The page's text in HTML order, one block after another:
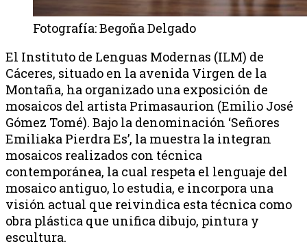
Fotografía: Begoña Delgado
El Instituto de Lenguas Modernas (ILM) de
Cáceres, situado en la avenida Virgen de la
Montaña, ha organizado una exposición de
mosaicos del artista Primasaurion (Emilio José
Gómez Tomé). Bajo la denominación ‘Señores
Emiliaka Pierdra Es’, la muestra la integran
mosaicos realizados con técnica
contemporánea, la cual respeta el lenguaje del
mosaico antiguo, lo estudia, e incorpora una
visión actual que reivindica esta técnica como
obra plástica que unifica dibujo, pintura y
escultura.